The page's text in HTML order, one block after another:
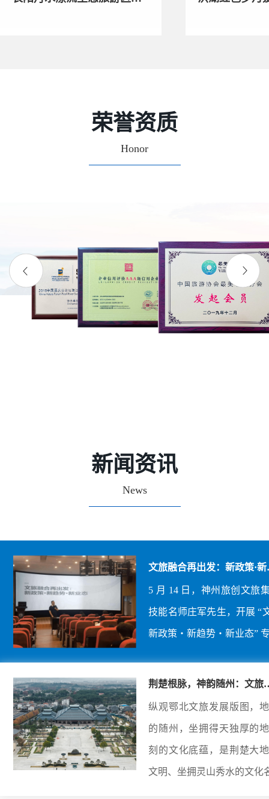
荣誉资质
Honor
新闻资讯
News
文旅融合再出发：新政策·新
5 月 14 日，神州旅创文旅
技能名师庄军先生，开展 “
新政策・新趋势・新业态”
荆楚根脉，神韵随州：文旅
纵观鄂北文旅发展版图，
的随州，坐拥得天独厚的
刻的文化底蕴，是荆楚大
文明、坐拥灵山秀水的文化